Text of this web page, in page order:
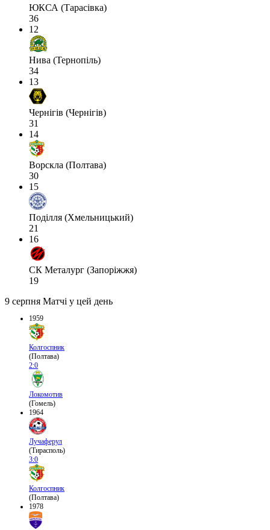
ЮКСА (Тарасівка)
36
12
Нива (Тернопіль)
34
13
Чернігів (Чернігів)
31
14
Ворскла (Полтава)
30
15
Поділля (Хмельницький)
21
16
СК Металург (Запоріжжя)
19
9 серпня Матчі у цей день
1959
Колгоспник
(Полтава)
2:0
Локомотив
(Гомель)
1964
Лучаферул
(Тирасполь)
3:0
Колгоспник
(Полтава)
1978